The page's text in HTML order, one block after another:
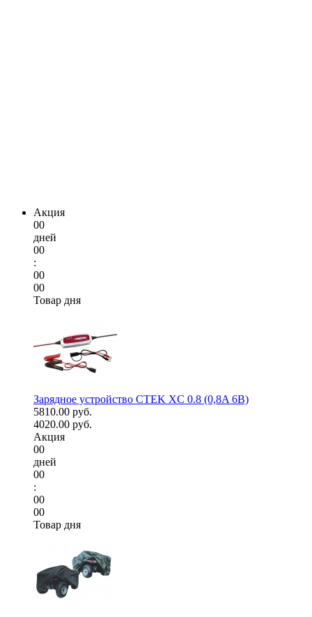
Акция
00
дней
00
:
00
00
Товар дня
Зарядное устройство CTEK XC 0.8 (0,8A 6В)
5810.00 руб.
4020.00 руб.
Акция
00
дней
00
:
00
00
Товар дня